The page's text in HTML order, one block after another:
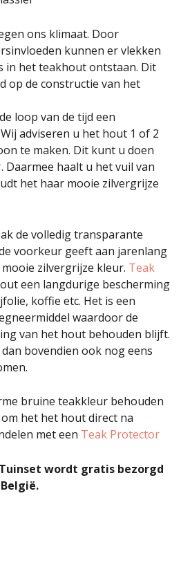
ons klimaat. Door
kunnen er vlekken
in het teakhout ontstaan. Dit
op de constructie van het
loop van de tijd een
adviseren u het hout 1 of 2
te maken. Dit kunt u doen
. Daarmee haalt u het vuil van
het haar mooie zilvergrijze
de volledig transparante
voorkeur geeft aan jarenlang
zilvergrijze kleur. Teak
een langdurige bescherming
koffie etc. Het is een
waardoor de
van het hout behouden blijft.
bovendien ook nog eens
bruine teakkleur behouden
het het hout direct na
met een Teak Protector
wordt gratis bezorgd